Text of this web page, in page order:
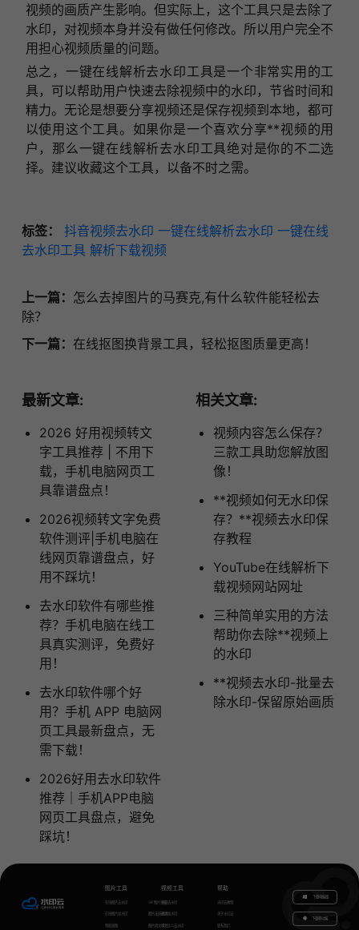
视频的画质产生影响。但实际上，这个工具只是去除了
水印，对视频本身并没有做任何修改。所以用户完全不
用担心视频质量的问题。
总之，一键在线解析去水印工具是一个非常实用的工
具，可以帮助用户快速去除视频中的水印，节省时间和
精力。无论是想要分享视频还是保存视频到本地，都可
以使用这个工具。如果你是一个喜欢分享**视频的用
户，那么一键在线解析去水印工具绝对是你的不二选
择。建议收藏这个工具，以备不时之需。
标签： 抖音视频去水印 一键在线解析去水印 一键在线
去水印工具 解析下载视频
上一篇： 怎么去掉图片的马赛克,有什么软件能轻松去
除？
下一篇： 在线抠图换背景工具，轻松抠图质量更高！
最新文章:
2026 好用视频转文
字工具推荐 | 不用下
载，手机电脑网页工
具靠谱盘点！
2026视频转文字免费
软件测评|手机电脑在
线网页靠谱盘点，好
用不踩坑！
去水印软件有哪些推
荐？手机电脑在线工
具真实测评，免费好
用！
去水印软件哪个好
用？手机 APP 电脑网
页工具最新盘点，无
需下载！
2026好用去水印软件
推荐｜手机APP电脑
网页工具盘点，避免
踩坑！
相关文章:
视频内容怎么保存？
三款工具助您解放图
像！
**视频如何无水印保
存？**视频去水印保
存教程
YouTube在线解析下
载视频网站网址
三种简单实用的方法
帮助你去除**视频上
的水印
**视频去水印-批量去
除水印-保留原始画质
图片工具
在线图片去水印
在线图片加水印
智能抠图
GIF图片生成
图片无损放大
图片转文字
视频工具
视频去水印
视频加水印
视频怎么去水印
帮助
水印云教程
关于水印云
联系我们
下载电脑版
下载移动端